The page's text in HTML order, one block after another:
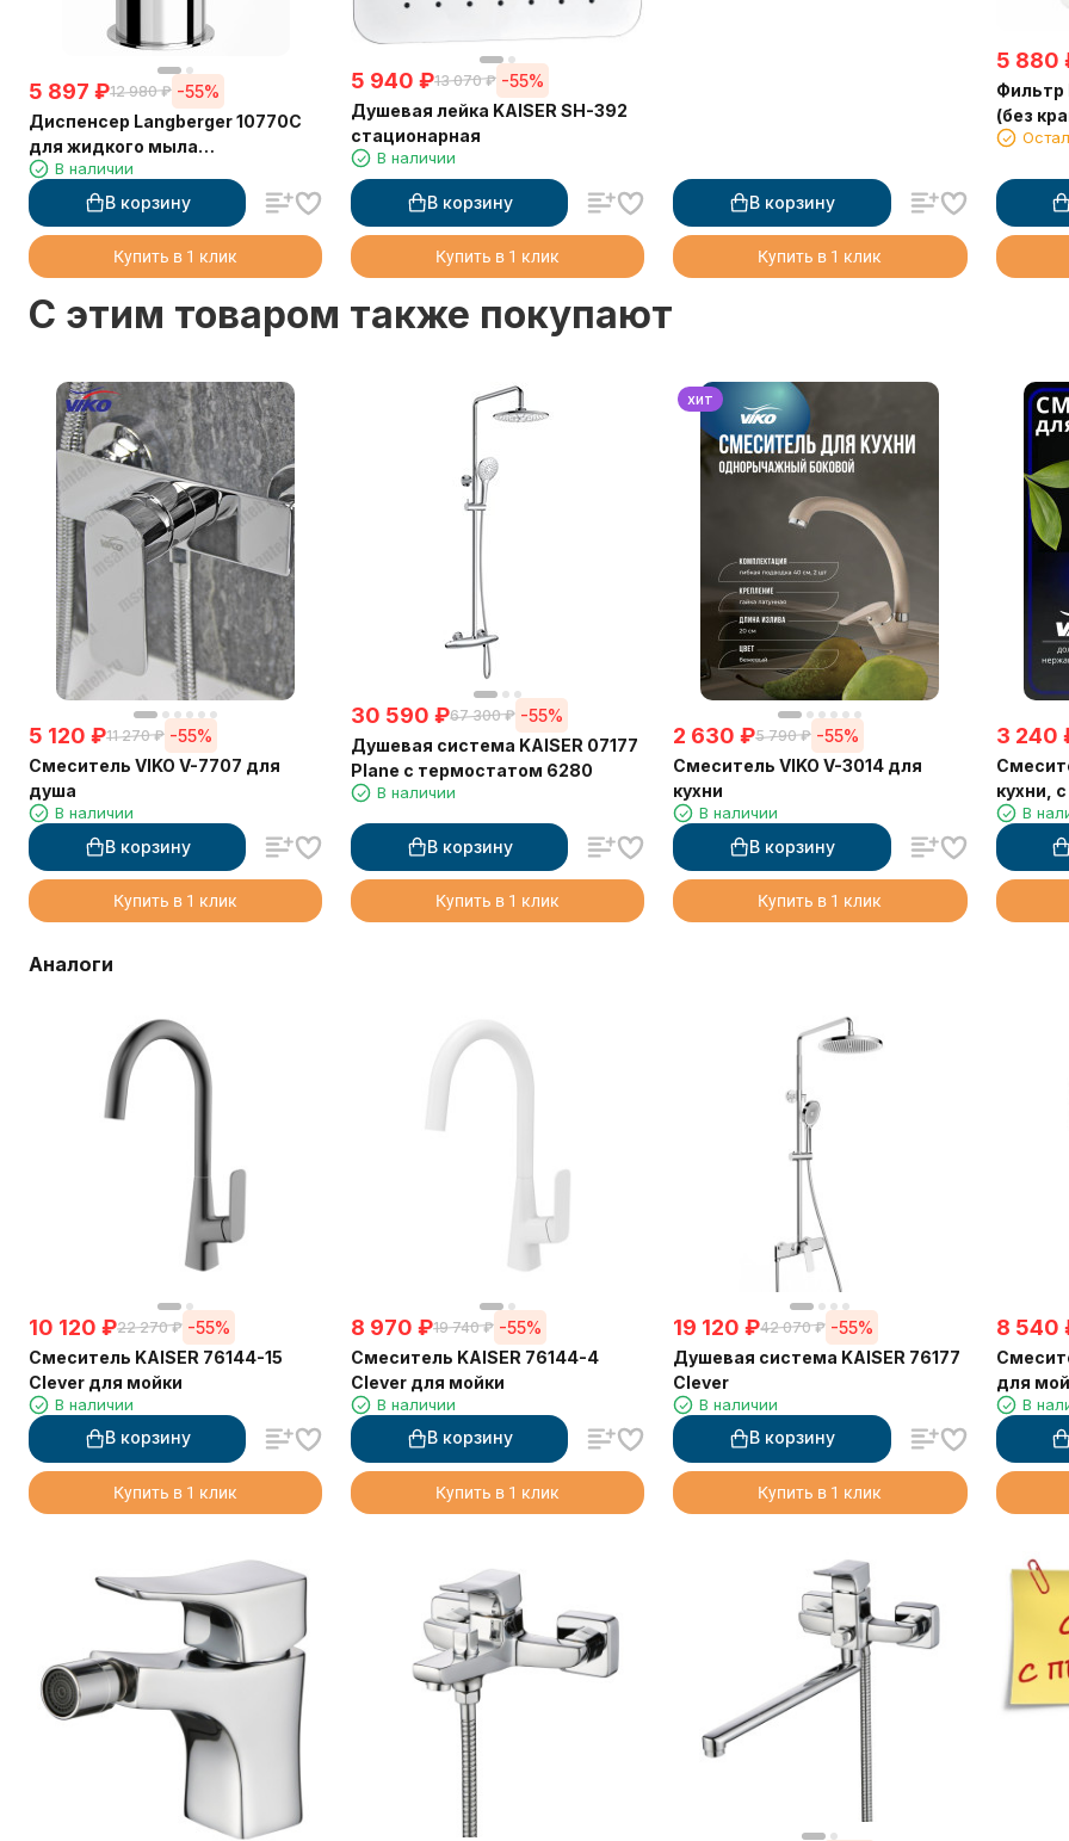
5 897 ₽12 980 ₽ -55%
Диспенсер Langberger 10770C
для жидкого мыла
хромированный настольный 150
мл
В наличии
В корзину
Купить в 1 клик
5 940 ₽13 070 ₽ -55%
Душевая лейка KAISER SH-392
стационарная
В наличии
В корзину
Купить в 1 клик
В корзину
Купить в 1 клик
5 880
Фильтр
(без
C этим товаром также покупают
5 120 ₽11 270 ₽ -55%
Смеситель VIKO V-7707 для
душа
В наличии
В корзину
Купить в 1 клик
30 590 ₽67 300 ₽ -55%
Душевая система KAISER 07177
Plane с термостатом 6280
В наличии
В корзину
Купить в 1 клик
хит
2 630 ₽5 790 ₽ -55%
Смеситель VIKO V-3014 для
кухни
В наличии
В корзину
Купить в 1 клик
3 240
кухни,
В
Аналоги
10 120 ₽22 270 ₽ -55%
Смеситель KAISER 76144-15
Clever для мойки
В наличии
В корзину
Купить в 1 клик
8 970 ₽19 740 ₽ -55%
Смеситель KAISER 76144-4
Clever для мойки
В наличии
В корзину
Купить в 1 клик
19 120 ₽42 070 ₽ -55%
Душевая система KAISER 76177
Clever
В наличии
В корзину
Купить в 1 клик
8 540
для
В